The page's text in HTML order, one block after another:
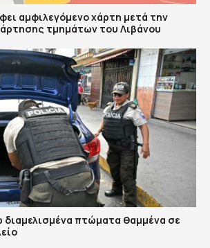
αμφιλεγόμενο χάρτη μετά την
τμημάτων του Λιβάνου
διαμελισμένα πτώματα θαμμένα σε